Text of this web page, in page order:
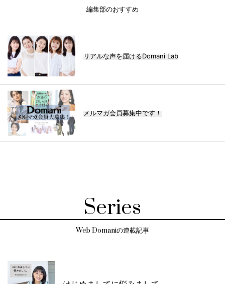
編集部のおすすめ
リアルな声を届けるDomani Lab
メルマガ会員募集中です！
Series
Web Domaniの連載記事